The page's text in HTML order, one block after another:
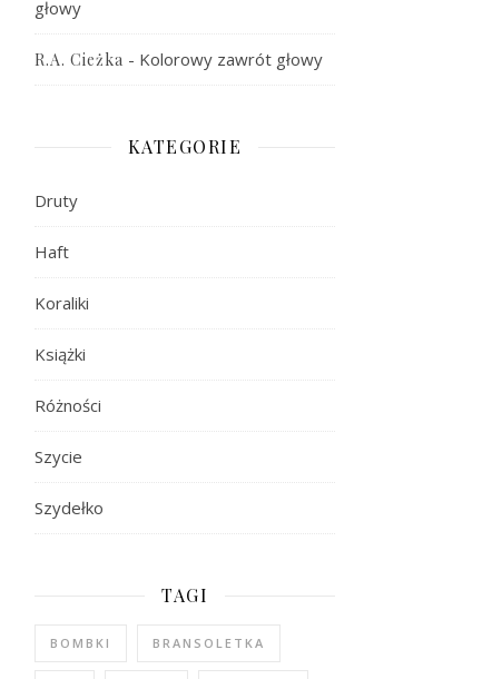
głowy
R.A. Cieżka - Kolorowy zawrót głowy
KATEGORIE
Druty
Haft
Koraliki
Książki
Różności
Szycie
Szydełko
TAGI
BOMBKI BRANSOLETKA